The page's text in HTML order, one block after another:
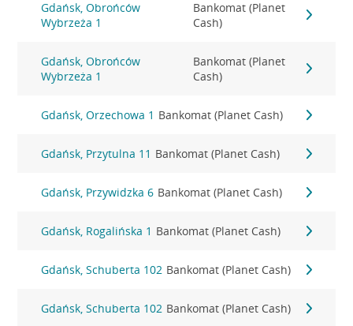
Gdańsk, Obrońców
Wybrzeża 1
Bankomat (Planet
Cash)
Gdańsk, Obrońców
Wybrzeża 1
Bankomat (Planet
Cash)
Gdańsk, Orzechowa 1 Bankomat (Planet Cash)
Gdańsk, Przytulna 11 Bankomat (Planet Cash)
Gdańsk, Przywidzka 6 Bankomat (Planet Cash)
Gdańsk, Rogalińska 1 Bankomat (Planet Cash)
Gdańsk, Schuberta 102 Bankomat (Planet Cash)
Gdańsk, Schuberta 102 Bankomat (Planet Cash)